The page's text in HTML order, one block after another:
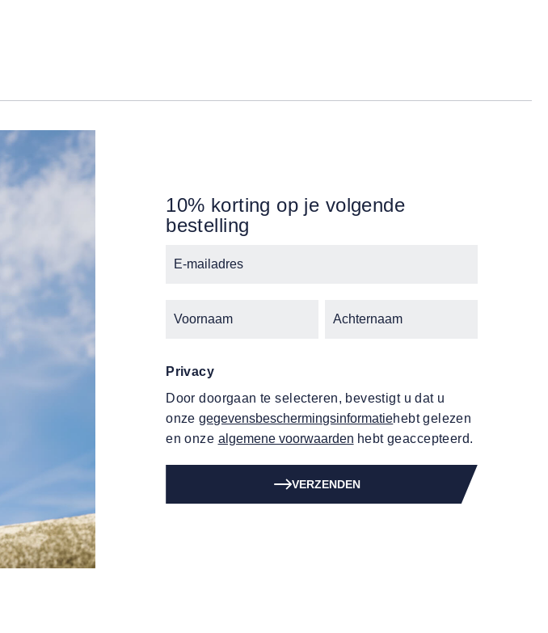
10% korting op je volgende
bestelling
Privacy
Door doorgaan te selecteren, bevestigt u dat u
onzegegevensbeschermingsinformatiehebt gelezen
en onze algemene voorwaarden hebt geaccepteerd.
VERZENDEN